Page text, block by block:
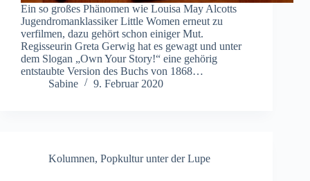
Ein so großes Phänomen wie Louisa May Alcotts
Jugendromanklassiker Little Women erneut zu
verfilmen, dazu gehört schon einiger Mut.
Regisseurin Greta Gerwig hat es gewagt und unter
dem Slogan „Own Your Story!“ eine gehörig
entstaubte Version des Buchs von 1868…
Sabine
9. Februar 2020
Kolumnen, Popkultur unter der Lupe